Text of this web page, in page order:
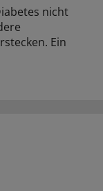
nicht
Ein